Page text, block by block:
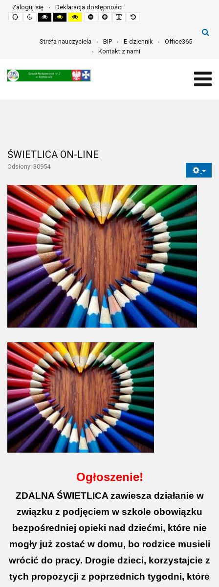
Zaloguj się
Deklaracja dostępności
Default
mode
Night
mode
High
contrast
mode
High
contrast
mode
High
contrast
mode
Set
smaller
Set
larger
Make
font
Set
default
Strefa nauczyciela
BIP E-dziennik
Office365
Kontakt z nami
ŚWIETLICA ON-LINE
Odsłony: 30954
Ogłoszenie!
ZDALNA ŚWIETLICA zawiesza działanie w
związku z podjęciem w szkole obowiązku
bezpośredniej opieki nad dziećmi, które nie
mogły już zostać w domu, bo rodzice musieli
wrócić do pracy. Drogie dzieci, korzystajcie z
tych propozycji z poprzednich tygodni, które